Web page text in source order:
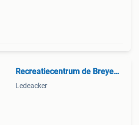
Recreatiecentrum de Breyenburg
Ledeacker